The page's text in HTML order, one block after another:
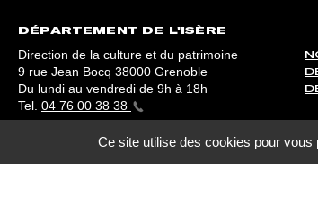
Ce site utilise des cookies pour
DÉPARTEMENT DE L'ISÈRE
Direction de la culture et du patrimoine
9 rue Jean Bocq 38000 Grenoble
Du lundi au vendredi de 9h à 18h
Tel. 04 76 00 38 38
PIED DE PAGE